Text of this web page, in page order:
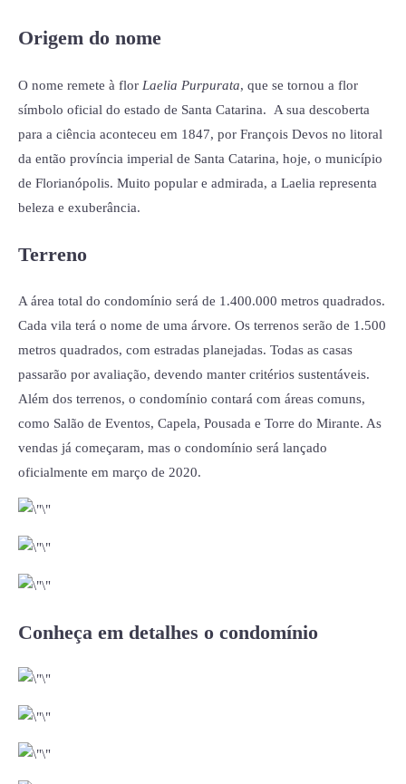
Origem do nome
O nome remete à flor Laelia Purpurata, que se tornou a flor
símbolo oficial do estado de Santa Catarina. A sua descoberta
para a ciência aconteceu em 1847, por François Devos no litoral
da então província imperial de Santa Catarina, hoje, o município
de Florianópolis. Muito popular e admirada, a Laelia representa
beleza e exuberância.
Terreno
A área total do condomínio será de 1.400.000 metros quadrados.
Cada vila terá o nome de uma árvore. Os terrenos serão de 1.500
metros quadrados, com estradas planejadas. Todas as casas
passarão por avaliação, devendo manter critérios sustentáveis.
Além dos terrenos, o condomínio contará com áreas comuns,
como Salão de Eventos, Capela, Pousada e Torre do Mirante. As
vendas já começaram, mas o condomínio será lançado
oficialmente em março de 2020.
Conheça em detalhes o condomínio